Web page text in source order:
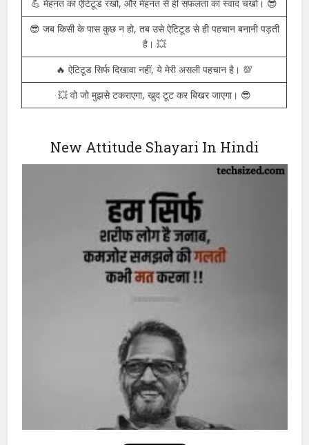
💯 जो मुझे पसंद करता है, वही असल में मेरी ताकत है। 😎
👑 लोग कहते हैं, ऐटिटूड दिखाओ, पर मैं कहता हूँ, ऐटिटूड अपने आप दिखता
है। 🔥
😏 जब तक मैं हूं, दुनिया में ऐटिटूड का नाम रहेगा। 💥
💪 मेहनत का ऐटिटूड रखो, और मेहनत से ही सफलता का स्वाद चखो। 😎
है। 💥
🔥 ऐटिटूड सिर्फ दिखावा नहीं, ये मेरी असली पहचान है। 💯
💥 वो जो मुझसे टकराएगा, खुद टूट कर बिखर जाएगा। 😎
New Attitude Shayari In Hindi